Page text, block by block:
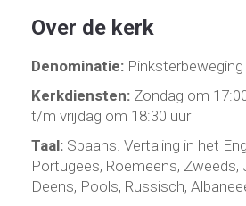
Over de kerk
Denominatie: Pinksterbeweging
Kerkdiensten: Zondag om
t/m vrijdag om 18:30 uur
Taal: Spaans. Vertaling in het
Portugees, Roemeens, Zweeds,
Deens, Pools, Russisch,